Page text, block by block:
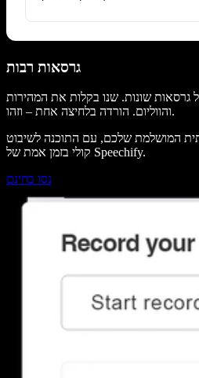
גרסאות רבות
גרסאות שונות. שנו בקלות את המהירות
והווליום. הורדה בלחיצה אחת – וזהו.
המושלמת שלכם, עם התוכנה לשיבוט
קולי בזמן אמת של Speechify.
נסו בחינם